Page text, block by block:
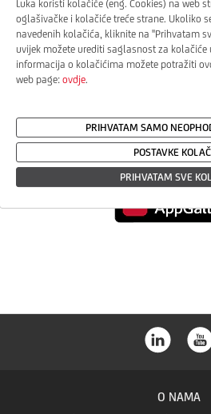
aplikacija mobilnog
Play
App
Store
O NAMA
Luka koristi kolačiće (eng. Cookies) na web
oglašivačke i kolačiće treće strane. Ukoliko
navedenih kolačića, kliknite na ''Prihvatam
uvijek možete urediti saglasnost za kolačiće
informacija o kolačićima možete potražiti
web page: ovdje.
PRIHVATAM SAMO
POSTAVKE
PRIHVATAM SVE